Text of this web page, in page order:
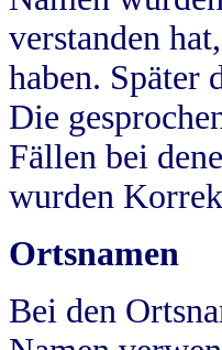
verstanden
haben. Später
Die
Fällen bei
wurden
Ortsnamen
Bei den